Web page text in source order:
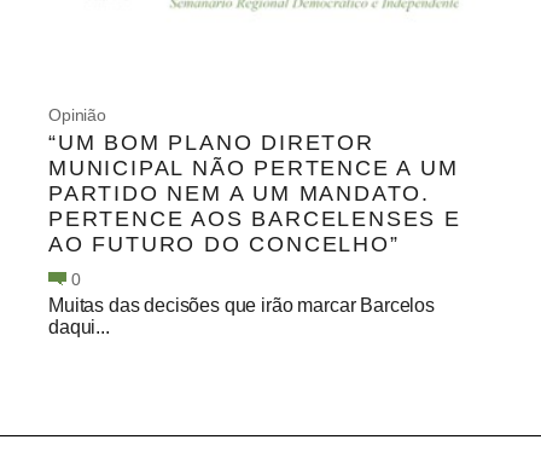
Opinião
“UM BOM PLANO DIRETOR
MUNICIPAL NÃO PERTENCE A UM
PARTIDO NEM A UM MANDATO.
PERTENCE AOS BARCELENSES E
AO FUTURO DO CONCELHO”
0
Muitas das decisões que irão marcar Barcelos
daqui...